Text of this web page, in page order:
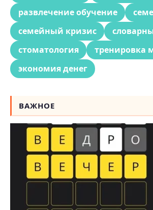
развлечение обучение
семейный кризис
стоматология
тренировка
экономия денег
ВАЖНОЕ